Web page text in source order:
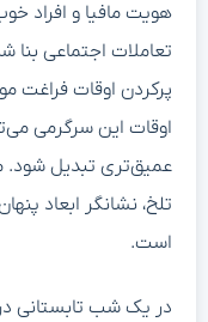
هویت مافیا و افراد
تعاملات اجتماعی بنا
پرکردن اوقات فراغت
اوقات این سرگرمی
عمیق‌تری تبدیل شود.
تلخ، نشانگر ابعاد
است.
در یک شب تابستانی